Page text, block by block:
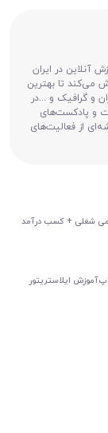
آنلاین در ایران
می‌کند تا بهترین
و گرافیک و ...در
و پادکست‌های
از فعالیت‌های
شغلی + کسب درآمد
آموزش ایلاستریتور